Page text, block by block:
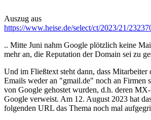
Auszug aus
https://www.heise.de/select/ct/2023/21/
.. Mitte Juni nahm Google plötzlich keine
mehr an, die Reputation der Domain sei zu
Und im Fließtext steht dann, dass Mitarbeiter
Emails weder an "gmail.de" noch an Firmen
von Google gehostet wurden, d.h. deren
Google verweist. Am 12. August 2023 hat
folgenden URL das Thema noch mal